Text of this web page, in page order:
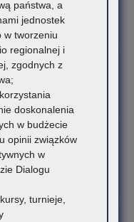
Chrobrzu zaprasza do
Czytaj więcej
w sprawie
i sportowych na rok
i sportowych
Czytaj więcej
państwa, a
jednostek
w tworzeniu
regionalnej i
zgodnych z
doskonalenia
w budżecie
opinii związków
w
Dialogu
turnieje,